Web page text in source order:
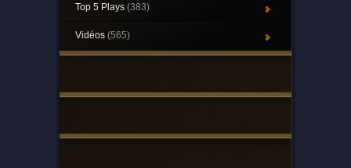
Top 5 Plays (383)
Vidéos (565)